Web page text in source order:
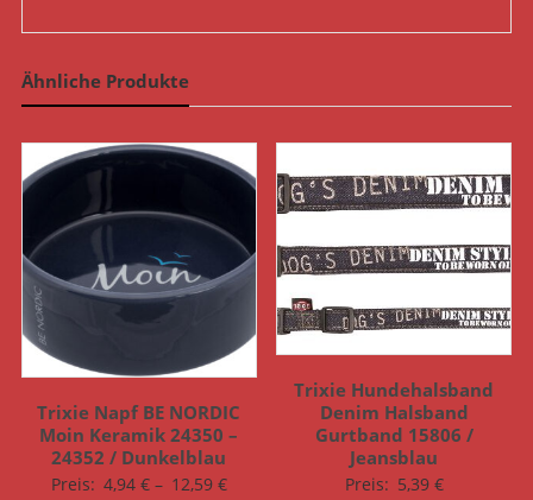
Ähnliche Produkte
Trixie Napf BE NORDIC
Moin Keramik 24350 –
24352 / Dunkelblau
Preis: 4,94 €– 12,59 €
Trixie Hundehalsband
Denim Halsband
Gurtband 15806 /
Jeansblau
Preis: 5,39 €